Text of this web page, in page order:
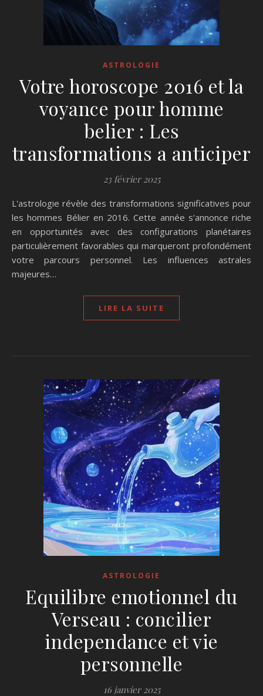
ASTROLOGIE
Votre horoscope 2016 et la
voyance pour homme
belier : Les
transformations a anticiper
23 février 2025
L'astrologie révèle des transformations significatives pour
les hommes Bélier en 2016. Cette année s'annonce riche
en opportunités avec des configurations planétaires
particulièrement favorables qui marqueront profondément
votre parcours personnel. Les influences astrales
majeures…
LIRE LA SUITE
ASTROLOGIE
Equilibre emotionnel du
Verseau : concilier
independance et vie
personnelle
16 janvier 2025